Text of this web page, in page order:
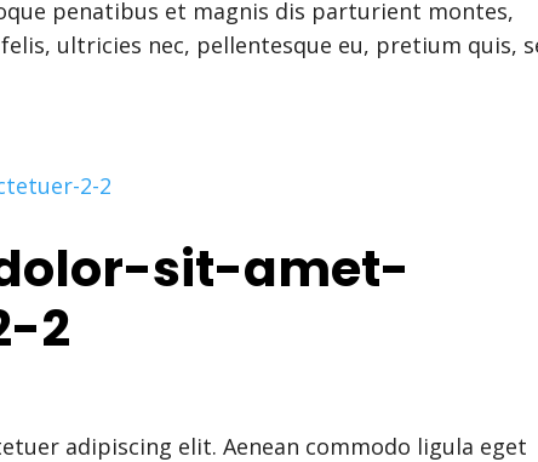
penatibus et magnis dis parturient montes,
ultricies nec, pellentesque eu, pretium quis,
sit-amet-
2
adipiscing elit. Aenean commodo ligula eget